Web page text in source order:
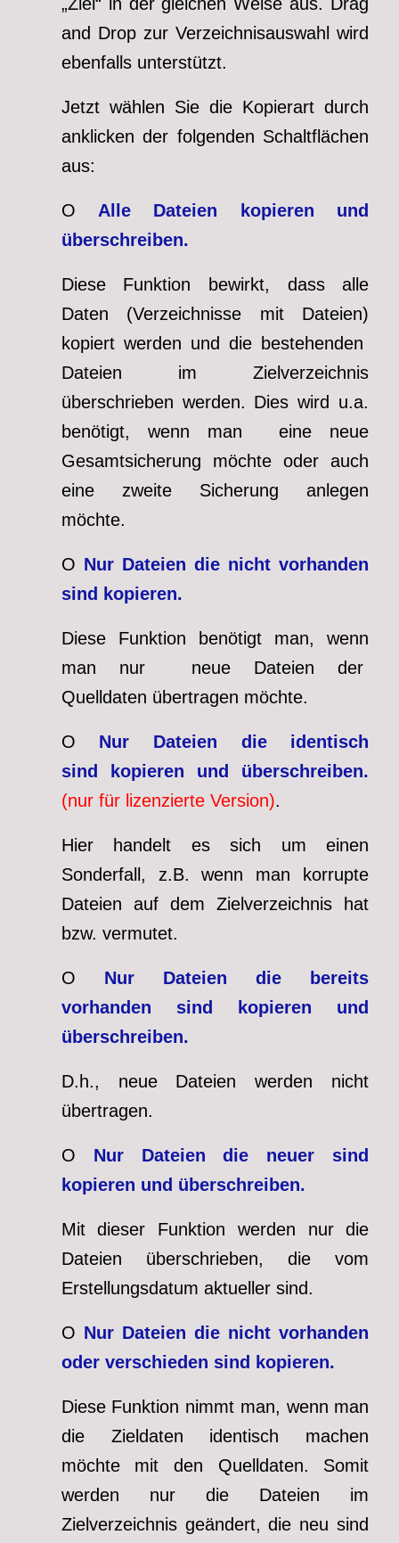
and Drop zur Verzeichnisauswahl wird
ebenfalls unterstützt.
Jetzt wählen Sie die Kopierart durch
anklicken der folgenden Schaltflächen
aus:
O Alle Dateien kopieren und
überschreiben.
Diese Funktion bewirkt, dass alle
Daten (Verzeichnisse mit Dateien)
kopiert werden und die bestehenden
Dateien im Zielverzeichnis
überschrieben werden. Dies wird u.a.
benötigt, wenn man eine neue
Gesamtsicherung möchte oder auch
eine zweite Sicherung anlegen
möchte.
O Nur Dateien die nicht vorhanden
sind kopieren.
Diese Funktion benötigt man, wenn
man nur neue Dateien der
Quelldaten übertragen möchte.
O Nur Dateien die identisch
sind kopieren und überschreiben.
(nur für lizenzierte Version).
Hier handelt es sich um einen
Sonderfall, z.B. wenn man korrupte
Dateien auf dem Zielverzeichnis hat
bzw. vermutet.
O Nur Dateien die bereits
vorhanden sind kopieren und
überschreiben.
D.h., neue Dateien werden nicht
übertragen.
O Nur Dateien die neuer sind
kopieren und überschreiben.
Mit dieser Funktion werden nur die
Dateien überschrieben, die vom
Erstellungsdatum aktueller sind.
O Nur Dateien die nicht vorhanden
oder verschieden sind kopieren.
Diese Funktion nimmt man, wenn man
die Zieldaten identisch machen
möchte mit den Quelldaten. Somit
werden nur die Dateien im
Zielverzeichnis geändert, die neu sind